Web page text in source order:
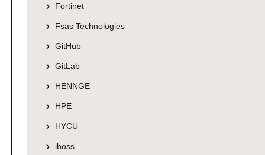
Fortinet
Fsas Technologies
GitHub
GitLab
HENNGE
HPE
HYCU
iboss